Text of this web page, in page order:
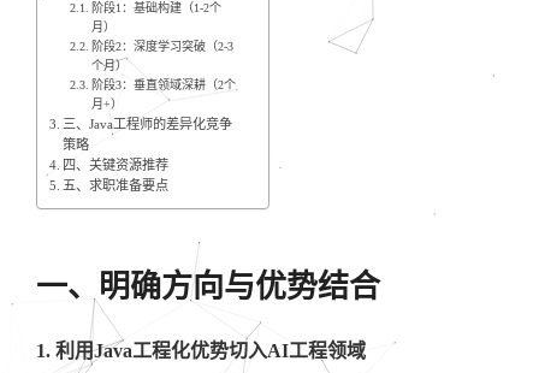
阶段1：基础构建（1-2个
月）
阶段2：深度学习突破（2-3
个月）
阶段3：垂直领域深耕（2个
月+）
三、Java工程师的差异化竞争
策略
四、关键资源推荐
五、求职准备要点
一、明确方向与优势结合
1. 利用Java工程化优势切入AI工程领域